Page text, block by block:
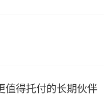
值得托付的长期伙伴